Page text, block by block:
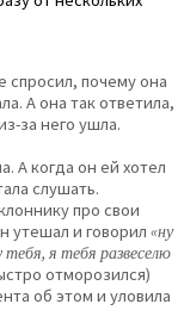
спросил, почему она
А она так ответила,
за него ушла.
А когда он ей хотел
слушать.
про свои
утешал и говорил «ну
я тебя развеселю
отморозился)
об этом и уловила